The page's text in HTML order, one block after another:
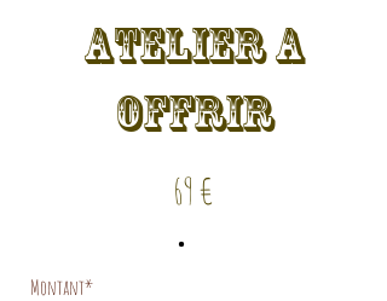
ATELIER A
OFFRIR
69 €
Montant*